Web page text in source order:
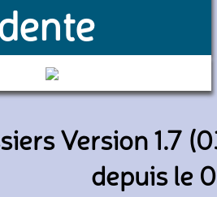
Val d'Oise)
Version 1.7
depuis le